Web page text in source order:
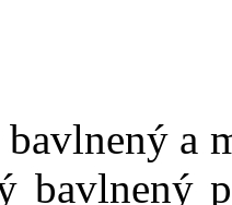
a
bavlnený